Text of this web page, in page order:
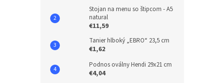
Stojan na menu so štipcom - A5
natural
€11,59
Tanier hlboký „EBRO“ 23,5 cm
€1,62
Podnos oválny Hendi 29x21 cm
€4,04